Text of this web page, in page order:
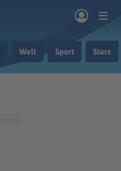
Welt Sport Stars